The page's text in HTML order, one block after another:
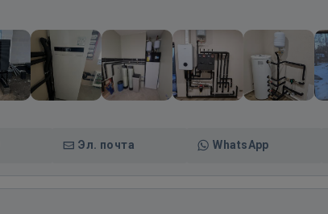
Эл. почта WhatsApp